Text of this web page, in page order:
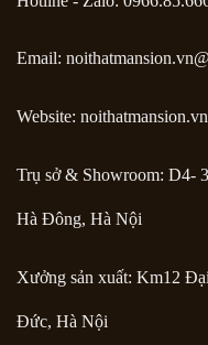
Email:
Website: noithatmansion.vn
Trụ sở & Showroom: D4-
Hà Đông, Hà Nội
Xưởng sản xuất: Km12
Đức, Hà Nội